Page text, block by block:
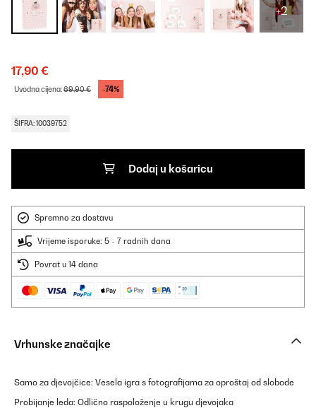
+2
17,90 €
Uvodna cijena:69,90 € -74%
ŠIFRA: 10039752
Dodaj u košaricu
Spremno za dostavu
Vrijeme isporuke: 5 - 7 radnih dana
Povrat u 14 dana
Vrhunske značajke
Samo za djevojčice: Vesela igra s fotografijama za oproštaj od slobode
Probijanje leda: Odlično raspoloženje u krugu djevojaka